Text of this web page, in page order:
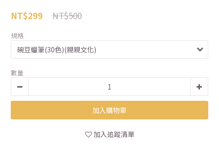
NT$500
NT$299
規格
數量
加入購物車
加入追蹤清單